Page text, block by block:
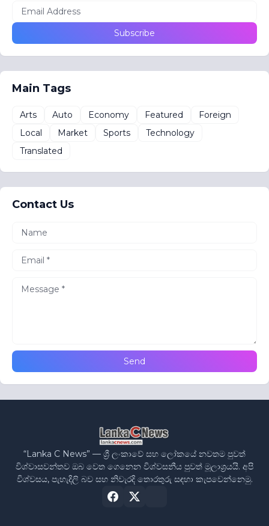
Main Tags
Arts Auto Economy Featured
Foreign
Local
Market Sports
Technology
Translated
Contact Us
“Lanka C News” — ශ්‍රී ලංකාවේ සහ ලෝකයේ නවතම පුවත්
විශ්වාසවන්තව ඔබ වෙත ගෙනෙන විශ්වසනීය පුවත් මූලාශ්‍රයයි. අපි
විශ්වසය, පැහැදිලි බව සහ නිවැරදි තොරතුරු සඳහා කැපවෙන්නෙමු.